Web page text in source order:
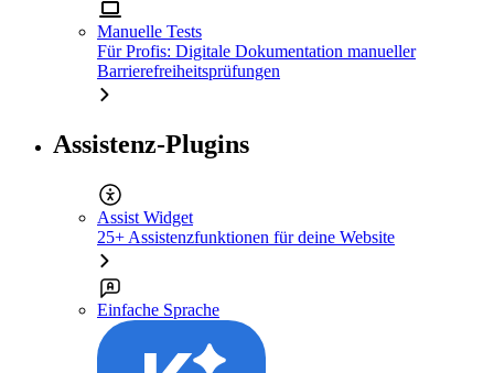
Manuelle Tests
Für Profis: Digitale Dokumentation manueller
Barrierefreiheitsprüfungen
Assistenz-Plugins
Assist Widget
25+ Assistenzfunktionen für deine Website
Einfache Sprache